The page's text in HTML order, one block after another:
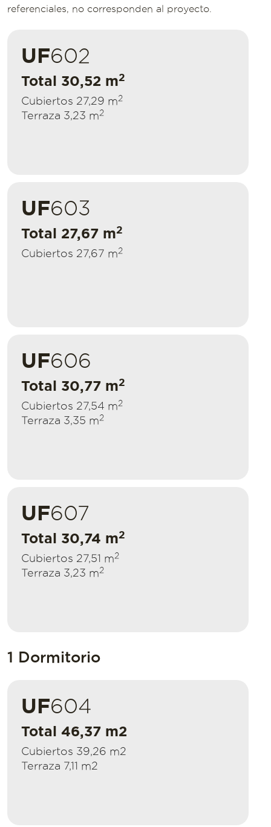
referenciales, no corresponden al proyecto.
UF602
Total 30,52 m2
Cubiertos 27,29 m2
Terraza 3,23 m2
UF603
Total 27,67 m2
Cubiertos 27,67 m2
UF606
Total 30,77 m2
Cubiertos 27,54 m2
Terraza 3,35 m2
UF607
Total 30,74 m2
Cubiertos 27,51 m2
Terraza 3,23 m2
1 Dormitorio
UF604
Total 46,37 m2
Cubiertos 39,26 m2
Terraza 7,11 m2